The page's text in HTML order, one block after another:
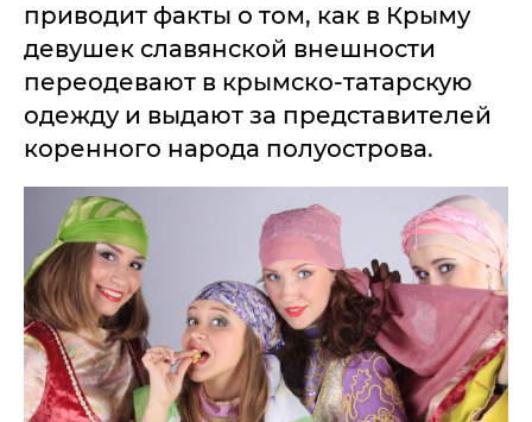
приводит факты о том, как в Крыму
девушек славянской внешности
переодевают в крымско-татарскую
одежду и выдают за представителей
коренного народа полуострова.